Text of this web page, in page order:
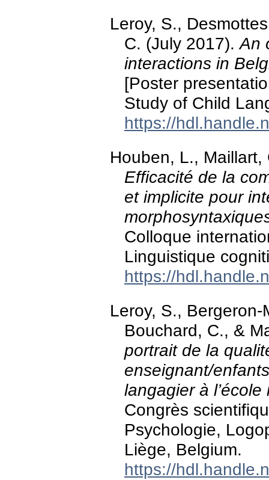
Leroy, S.,
C. (July 2017).An
interactions in
[Poster
Study of Child
https://
Houben, L.,
Efficacité de la
et implicite pour
Colloque
Linguistique
https://
Leroy, S.,
Bouchard, C., &
portrait de la
enseignant/
langagier à l’école
Congrès
Psychologie,
Liège, Belgium.
https://